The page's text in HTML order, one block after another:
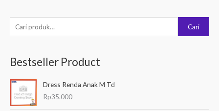
e
c
Cari
Bestseller Product
Dress Renda Anak M Td
Rp35.000